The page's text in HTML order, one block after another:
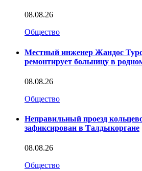
08.08.26
Общество
Местный инженер Жандос
ремонтирует больницу в
08.08.26
Общество
Неправильный проезд
зафиксирован в Талдыкоргане
08.08.26
Общество